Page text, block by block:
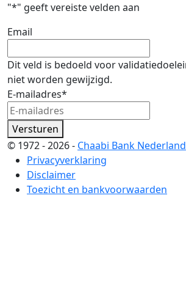
"*" geeft vereiste velden aan
Email
Dit veld is bedoeld voor
niet worden gewijzigd.
E-mailadres*
Versturen
© 1972 - 2026 - Chaabi Bank Nederland
Privacyverklaring
Disclaimer
Toezicht en bankvoorwaarden